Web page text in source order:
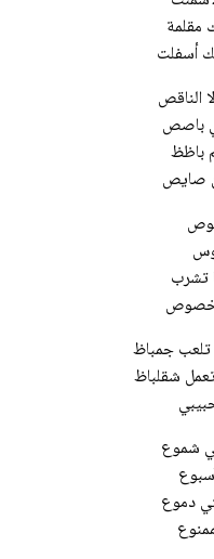
مقلمة
أسفلت
الناقص
باصص
باظظ
صايص
تشرب
جمباظ
شقلباظ
شموع
دموع